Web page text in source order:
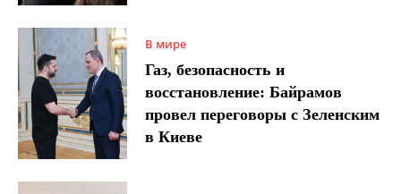
В мире
Газ, безопасность и
восстановление: Байрамов
провел переговоры с Зеленским
в Киеве